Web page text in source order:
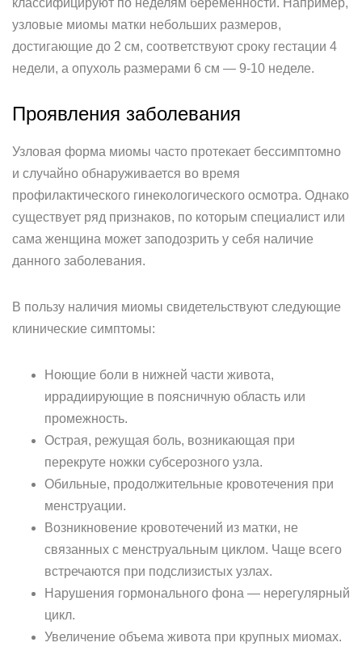
классифицируют по неделям беременности. Например,
узловые миомы матки небольших размеров,
достигающие до 2 см, соответствуют сроку гестации 4
недели, а опухоль размерами 6 см — 9-10 неделе.
Проявления заболевания
Узловая форма миомы часто протекает бессимптомно
и случайно обнаруживается во время
профилактического гинекологического осмотра. Однако
существует ряд признаков, по которым специалист или
сама женщина может заподозрить у себя наличие
данного заболевания.
В пользу наличия миомы свидетельствуют следующие
клинические симптомы:
Ноющие боли в нижней части живота,
иррадиирующие в поясничную область или
промежность.
Острая, режущая боль, возникающая при
перекруте ножки субсерозного узла.
Обильные, продолжительные кровотечения при
менструации.
Возникновение кровотечений из матки, не
связанных с менструальным циклом. Чаще всего
встречаются при подслизистых узлах.
Нарушения гормонального фона — нерегулярный
цикл.
Увеличение объема живота при крупных миомах.